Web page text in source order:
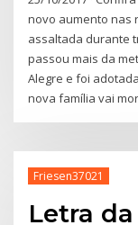
novo aumento nas
assaltada durante
passou mais da
Alegre e foi
nova família vai
Friesen37021
Letra